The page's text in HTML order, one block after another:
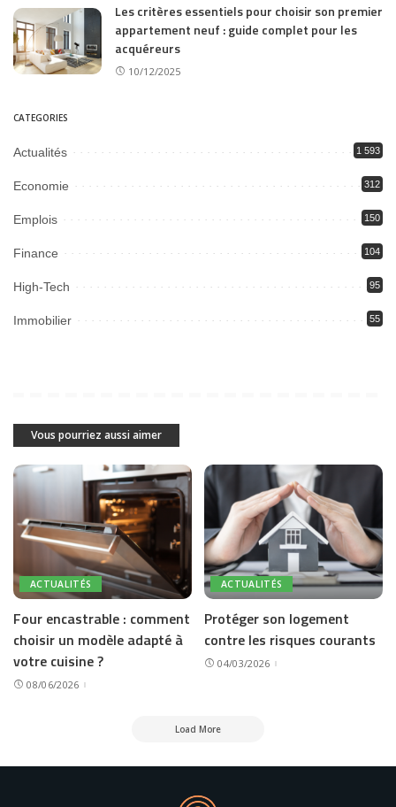
Les critères essentiels pour choisir son premier
appartement neuf : guide complet pour les
acquéreurs
10/12/2025
CATEGORIES
Actualités 1 593
Economie 312
Emplois 150
Finance 104
High-Tech 95
Immobilier 55
Vous pourriez aussi aimer
ACTUALITÉS
Four encastrable : comment
choisir un modèle adapté à
votre cuisine ?
08/06/2026
ACTUALITÉS
Protéger son logement
contre les risques courants
04/03/2026
Load More